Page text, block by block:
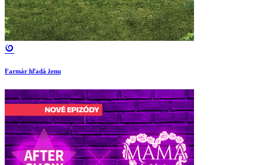
Farmár hľadá ženu